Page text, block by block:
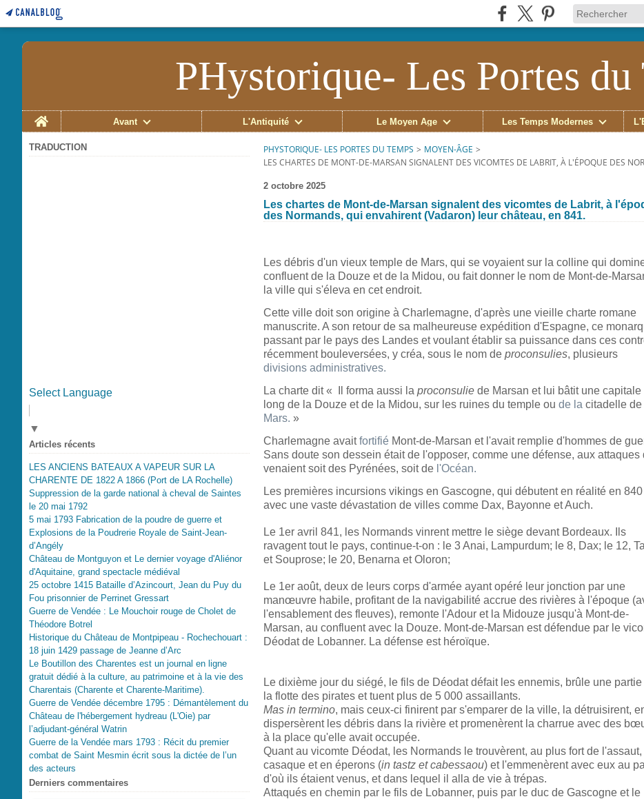
PHystorique- Les Portes du
Home
Avant L'Antiquité Le Moyen Âge Les Temps Modernes
TRADUCTION
Select Language
▼
Articles récents
LES ANCIENS BATEAUX A VAPEUR SUR LA
CHARENTE DE 1822 A 1866 (Port de LA Rochelle)
Suppression de la garde national à cheval de Saintes
le 20 mai 1792
5 mai 1793 Fabrication de la poudre de guerre et
Explosions de la Poudrerie Royale de Saint-Jean-
d’Angély
Château de Montguyon et Le dernier voyage d'Aliénor
d'Aquitaine, grand spectacle médiéval
25 octobre 1415 Bataille d’Azincourt, Jean du Puy du
Fou prisonnier de Perrinet Gressart
Guerre de Vendée : Le Mouchoir rouge de Cholet de
Théodore Botrel
Historique du Château de Montpipeau - Rochechouart :
18 juin 1429 passage de Jeanne d’Arc
Le Boutillon des Charentes est un journal en ligne
gratuit dédié à la culture, au patrimoine et à la vie des
Charentais (Charente et Charente-Maritime).
Guerre de Vendée décembre 1795 : Démantèlement du
Château de l'hébergement hydreau (L'Oie) par
l’adjudant-général Watrin
Guerre de la Vendée mars 1793 : Récit du premier
combat de Saint Mesmin écrit sous la dictée de l’un
des acteurs
Derniers commentaires
PHYSTORIQUE- LES PORTES DU TEMPS > MOYEN-ÂGE >
LES CHARTES DE MONT-DE-MARSAN SIGNALENT DES VICOMTES DE LABRIT, À L'ÉPOQUE DES
2 octobre 2025
Les chartes de Mont-de-Marsan signalent des vicomtes de Labrit, à
des Normands, qui envahirent (Vadaron) leur château, en 841.
Les débris d'un vieux temple de Mars, qui se voyaient sur la colline qui
confluent de la Douze et de la Midou, ou fait donner le nom de Mont-de-
la ville qui s'éleva en cet endroit.
Cette ville doit son origine à Charlemagne, d'après une vieille charte romane
manuscrite. A son retour de sa malheureuse expédition d'Espagne, ce
passant par le pays des Landes et voulant établir sa puissance dans ces
récemment bouleversées, y créa, sous le nom de proconsulies, plusieurs
divisions administratives.
La charte dit« Il forma aussi la proconsulie de Marsan et lui bâtit une capitale
long de la Douze et de la Midou, sur les ruines du temple ou de la citadelle de
Mars. »
Charlemagne avaitfortifié Mont-de-Marsan et l'avait remplie d'hommes de
Sans doute son dessein était de l'opposer, comme une défense, aux attaques
venaient soit des Pyrénées, soit de l'Océan.
Les premières incursions vikings en Gascogne, qui débutent en réalité en 840
avec une vaste dévastation de villes comme Dax, Bayonne et Auch.
Le 1er avril 841, les Normands vinrent mettre le siège devant Bordeaux. Ils
ravagent tout le pays, continue-t-on : le 3 Anai, Lampurdum; le 8, Dax; le 12,
et Souprose; le 20, Benarna et Oloron;
Le 1er août, deux de leurs corps d'armée ayant opéré leur jonction par une
manœuvre habile, profitant de la navigabilité accrue des rivières à l'époque
l'ensablement des fleuves), remonte l'Adour et la Midouze jusqu'à Mont-de-
Marsan, au confluent avec la Douze. Mont-de-Marsan est défendue par le
Déodat de Lobanner. La défense est héroïque.
Le dixième jour du siégé, le fils de Déodat défait les ennemis, brûle une partie
la flotte des pirates et tuent plus de 5 000 assaillants.
Mas in termino, mais ceux-ci finirent par s'emparer de la ville, la détruisirent,
dispersèrent les débris dans la rivière et promenèrent la charrue avec des
à la place qu'elle avait occupée.
Quant au vicomte Déodat, les Normands le trouvèrent, au plus fort de l'assaut,
casaque et en éperons (in tastz et cabessaou) et l'emmenèrent avec eux au
d'où ils étaient venus, et dans lequel il alla de vie à trépas.
Attaqués en chemin par le fils de Lobanner, puis par le duc de Gascogne et le